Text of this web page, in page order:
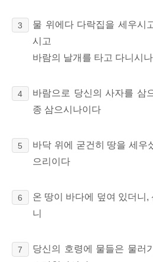
3
물 위에다 다락집을 세우시
시고
바람의 날개를 타고 다니시
4
바람으로 당신의 사자를 삼
종 삼으시나이다
5
바닥 위에 굳건히 땅을 세우
으리이다
6
온 땅이 바다에 덮여 있더니,
니
7
당신의 호령에 물들은 물러